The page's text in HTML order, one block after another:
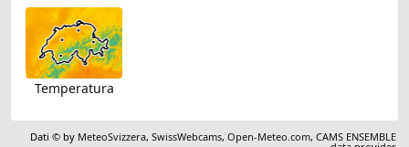
Temperatura
Dati © by MeteoSvizzera,SwissWebcams,Open-Meteo.com,CAMS ENSEMBLE